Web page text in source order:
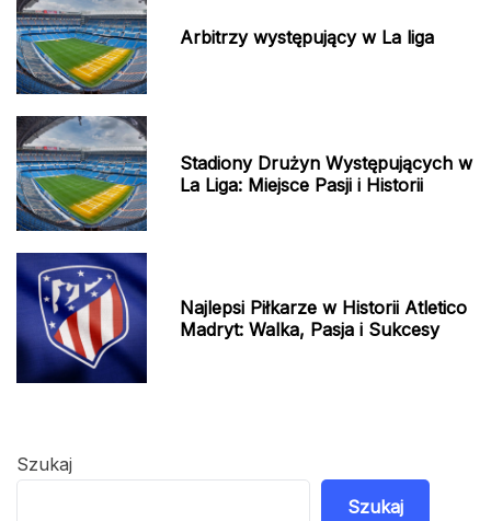
Arbitrzy występujący w La liga
Stadiony Drużyn Występujących w
La Liga: Miejsce Pasji i Historii
Najlepsi Piłkarze w Historii Atletico
Madryt: Walka, Pasja i Sukcesy
Szukaj
Szukaj